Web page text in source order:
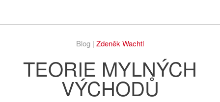
Blog | Zdeněk Wachtl
TEORIE MYLNÝCH
VÝCHODŮ